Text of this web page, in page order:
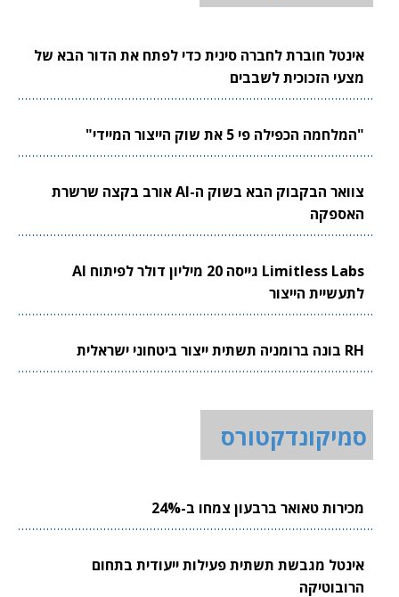
אינטל חוברת לחברה סינית כדי לפתח את הדור הבא של
מצעי הזכוכית לשבבים
"המלחמה הכפילה פי 5 את שוק הייצור המיידי"
צוואר הבקבוק הבא בשוק ה-AI אורב בקצה שרשרת
האספקה
Limitless Labs גייסה 20 מיליון דולר לפיתוח AI
לתעשיית הייצור
RH בונה ברומניה תשתית ייצור ביטחוני ישראלית
סמיקונדקטורס
מכירות טאואר ברבעון צמחו ב-24%
אינטל מגבשת תשתית פעילות ייעודית בתחום
הרובוטיקה